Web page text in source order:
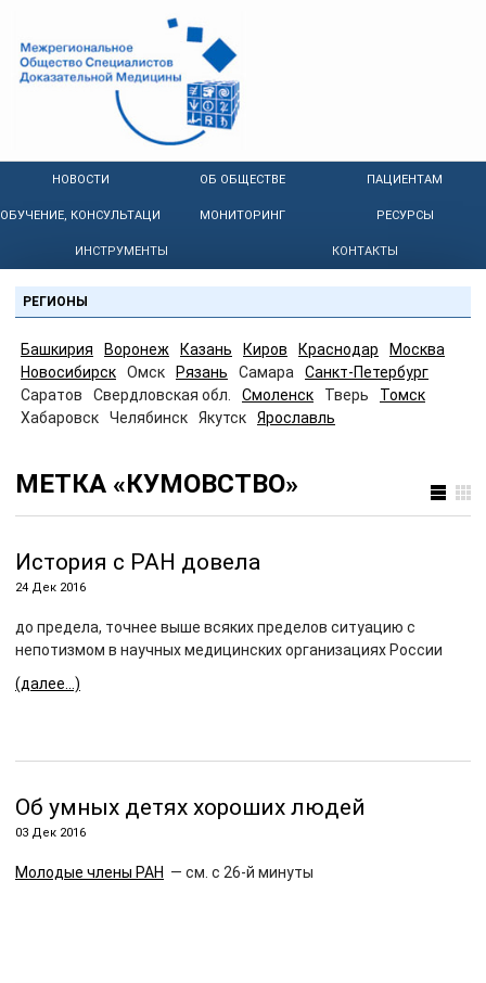
НОВОСТИ ОБ ОБЩЕСТВЕ ПАЦИЕНТАМ
ОБУЧЕНИЕ, КОНСУЛЬТАЦИИ МОНИТОРИНГ РЕСУРСЫ
ИНСТРУМЕНТЫ КОНТАКТЫ
РЕГИОНЫ
Башкирия Воронеж Казань Киров Краснодар
Москва
Новосибирск
Омск Рязань Самара
Санкт-Петербург
Саратов
Свердловская обл. Смоленск Тверь
Томск
Хабаровск
Челябинск Якутск Ярославль
МЕТКА «КУМОВСТВО»
История с РАН довела
24 Дек 2016
до предела, точнее выше всяких пределов ситуацию с
непотизмом в научных медицинских организациях России
(далее…)
Об умных детях хороших людей
03 Дек 2016
Молодые члены РАН — см. с 26-й минуты